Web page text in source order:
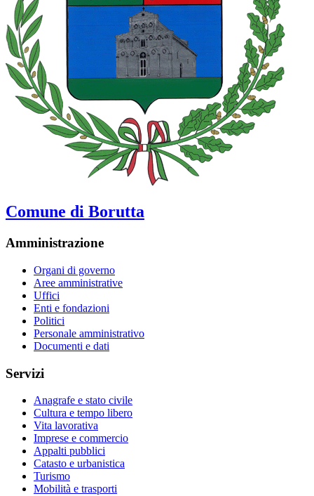
Comune di Borutta
Amministrazione
Organi di governo
Aree amministrative
Uffici
Enti e fondazioni
Politici
Personale amministrativo
Documenti e dati
Servizi
Anagrafe e stato civile
Cultura e tempo libero
Vita lavorativa
Imprese e commercio
Appalti pubblici
Catasto e urbanistica
Turismo
Mobilità e trasporti